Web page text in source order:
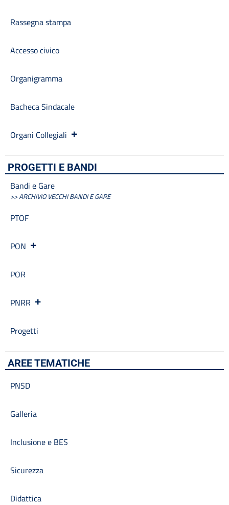
Rassegna stampa
Accesso civico
Organigramma
Bacheca Sindacale
Organi Collegiali
PROGETTI E BANDI
Bandi e Gare
>> ARCHIVIO VECCHI BANDI E GARE
PTOF
PON
POR
PNRR
Progetti
AREE TEMATICHE
PNSD
Galleria
Inclusione e BES
Sicurezza
Didattica